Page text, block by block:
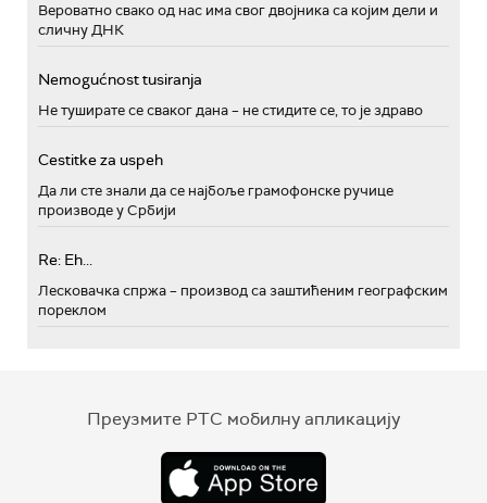
Вероватно свако од нас има свог двојника са којим дели и
сличну ДНК
Nemogućnost tusiranja
Не туширате се сваког дана – не стидите се, то је здраво
Cestitke za uspeh
Да ли сте знали да се најбоље грамофонске ручице
производе у Србији
Re: Eh...
Лесковачка спржа – производ са заштићеним географским
пореклом
Преузмите РТС мобилну апликацију